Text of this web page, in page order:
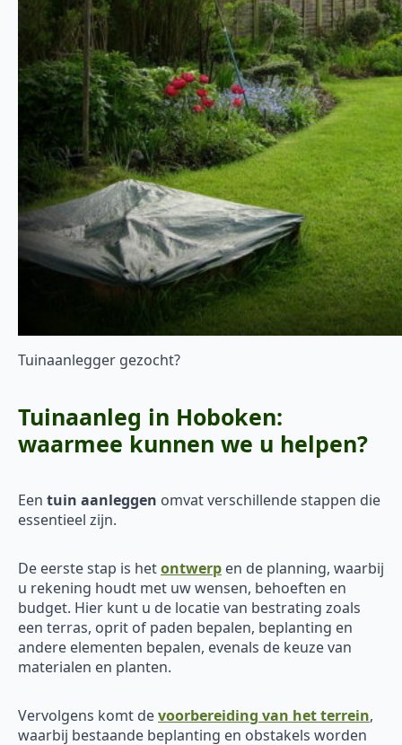
Tuinaanlegger gezocht?
Tuinaanleg in Hoboken:
waarmee kunnen we u helpen?
Een tuin aanleggen omvat verschillende stappen die
essentieel zijn.
De eerste stap is hetontwerp en de planning, waarbij
u rekening houdt met uw wensen, behoeften en
budget. Hier kunt u de locatie van bestrating zoals
een terras, oprit of paden bepalen, beplanting en
andere elementen bepalen, evenals de keuze van
materialen en planten.
Vervolgens komt devoorbereiding van het terrein,
waarbij bestaande beplanting en obstakels worden